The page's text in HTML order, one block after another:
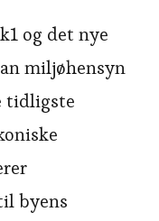
og det nye
miljøhensyn
tidligste
byens